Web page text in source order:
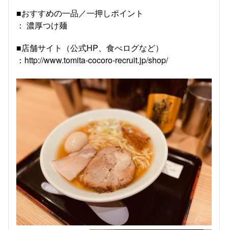
■おすすめの一品／一押しポイント
： 濃厚つけ麺
■店舗サイト（公式HP、食べログなど）​
：http://www.tomita-cocoro-recruit.jp/shop/